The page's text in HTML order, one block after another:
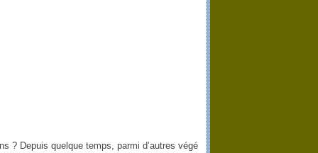
? Depuis quelque temps, parmi d’autres végé